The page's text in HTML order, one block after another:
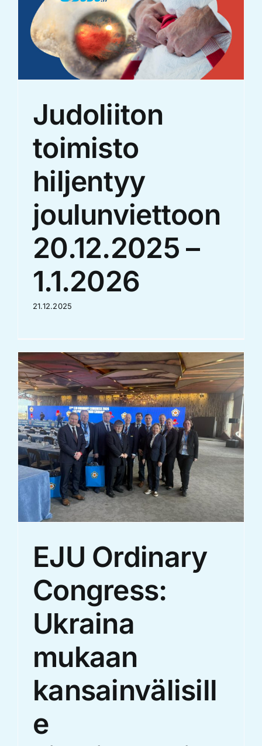
Judoliiton
toimisto
hiljentyy
joulunviettoon
20.12.2025 –
1.1.2026
21.12.2025
EJU Ordinary
Congress:
Ukraina
mukaan
kansainvälisill
e